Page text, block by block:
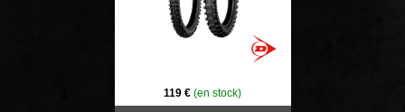
119 € (en stock)